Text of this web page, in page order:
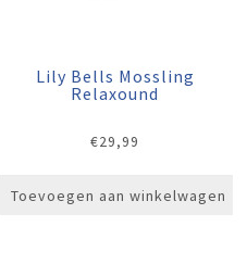
Lily Bells Mossling
Relaxound
€29,99
Toevoegen aan winkelwagen